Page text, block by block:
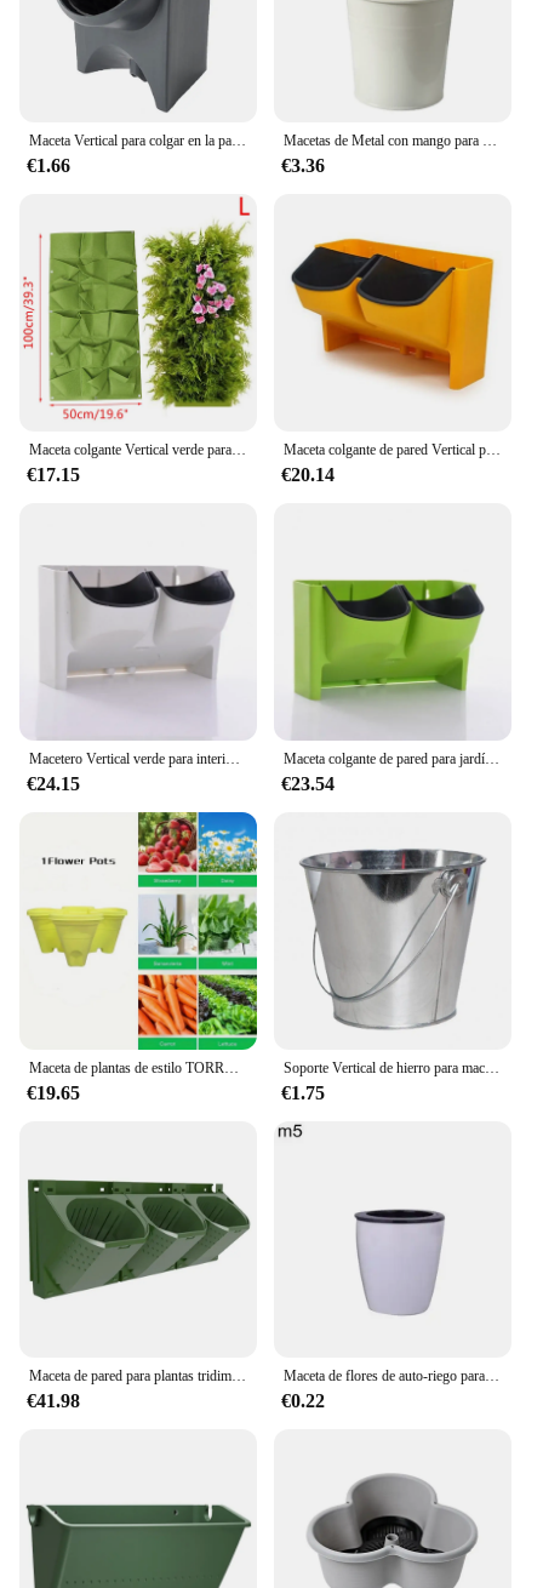
€1.66 €3.36
€17.15
Maceta colgante de pared Vertical para interiores y exteriores, maceta de flores de plástico de resina, combinación creativa
€20.14
€24.15
Maceta colgante de pared para jardín, maceta de flores apilable, maceta Vertical para plantas suculentas, bonsái verde, decoración del hogar
€23.54
€19.65
Soporte Vertical de hierro para maceta de flores, cubo colgante de pared para jardín, balcón, barril de almacenamiento para jardín al aire libre, Cubo de decoración
€1.75
Maceta de pared para plantas tridimensional, maceta colgante 3 en 1, maceta de pared Vertical, separación de agua y suelo de plástico
€41.98
Maceta de flores de auto-riego para colgar en la pared, maceta Vertical, decoración para el jardín y el hogar
€0.22